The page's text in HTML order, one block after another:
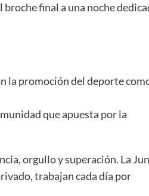
final a una noche
la promoción del deporte
que apuesta por la
orgullo y superación. La
trabajan cada día por